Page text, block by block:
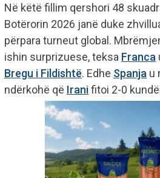
Në këtë fillim qershori 48
Botërorin 2026 janë duke
përpara turneut global.
ishin surprizuese, teksa Franca
Bregu i Fildishtë. Edhe Spanja u
ndërkohë që Iranifitoi 2-0